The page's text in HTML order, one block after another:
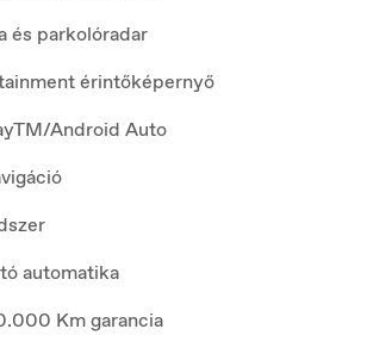
és parkolóradar
érintőképernyő
Android Auto
automatika
Km garancia